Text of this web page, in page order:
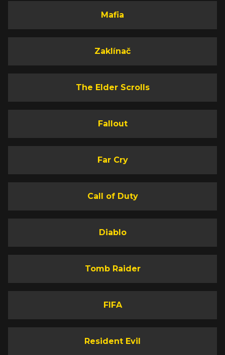
Mafia
Zaklínač
The Elder Scrolls
Fallout
Far Cry
Call of Duty
Diablo
Tomb Raider
FIFA
Resident Evil